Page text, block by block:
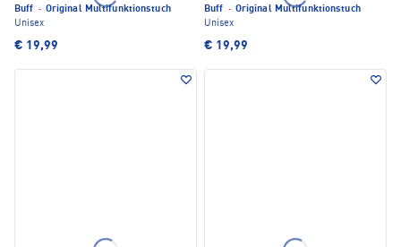
Buff · Original Multifunktionstuch
Unisex
€ 19,99
Buff · Original Multifunktionstuch
Unisex
€ 19,99